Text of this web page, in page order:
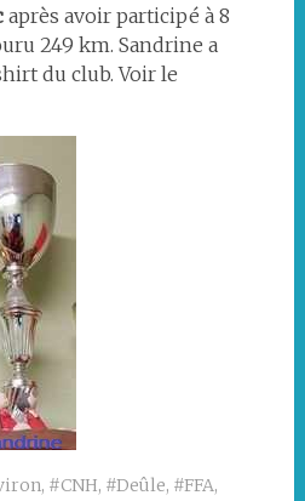
après avoir participé à 8
249 km. Sandrine a
du club. Voir le
, #CNH, #Deûle, #FFA,